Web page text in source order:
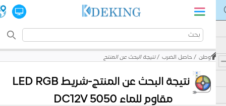
وطن حاصل الضرب نتيجة البحث عن المنتج
نتيجة البحث عن المنتج-شريط LED RGB
مقاوم للماء 5050 DC12V